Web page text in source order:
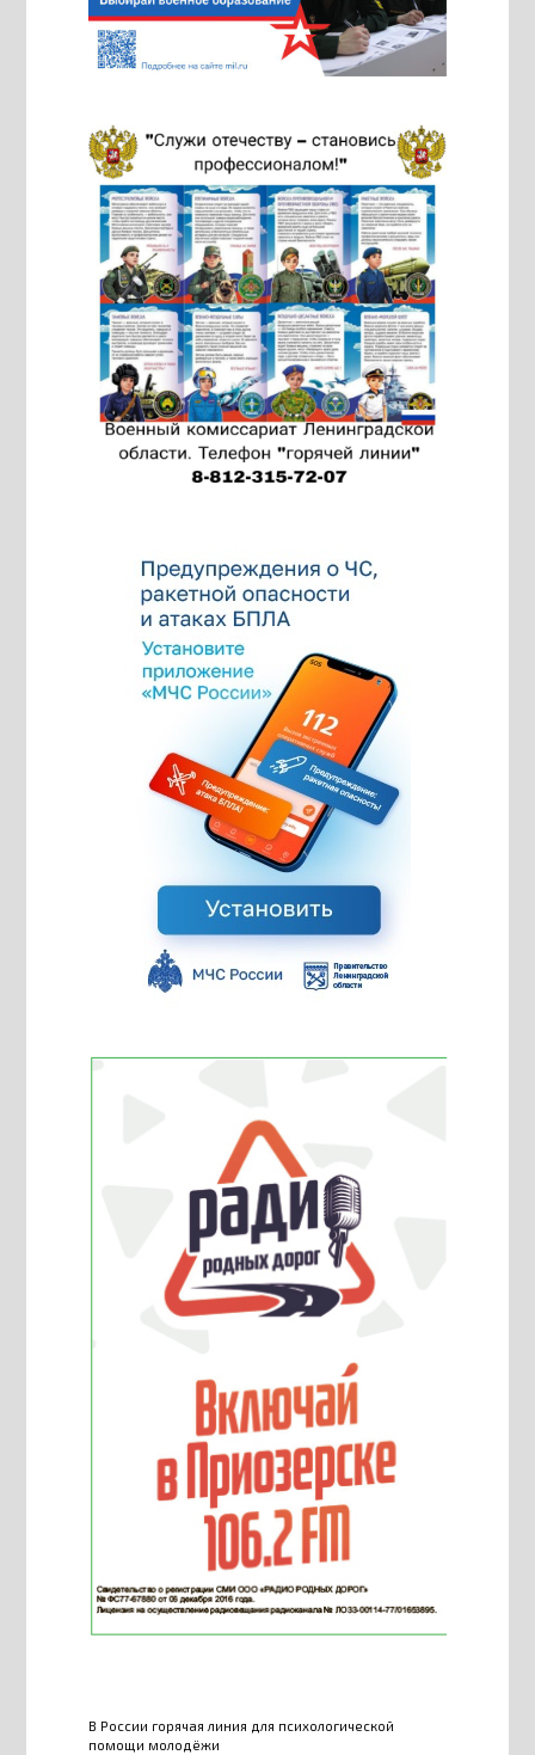
В России горячая линия для психологической
помощи молодёжи